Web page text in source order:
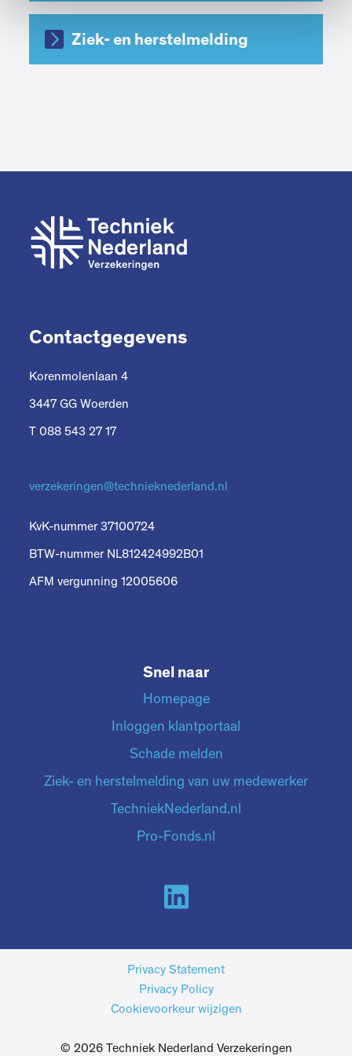
Ziek- en herstelmelding
Contactgegevens
Korenmolenlaan 4
3447 GG Woerden
T 088 543 27 17
verzekeringen@technieknederland.nl
KvK-nummer 37100724
BTW-nummer NL812424992B01
AFM vergunning 12005606
Snel naar
Homepage
Inloggen klantportaal
Schade melden
Ziek- en herstelmelding van uw medewerker
TechniekNederland.nl
Pro-Fonds.nl
Privacy Statement
Privacy Policy
Cookievoorkeur wijzigen
© 2026 Techniek Nederland Verzekeringen